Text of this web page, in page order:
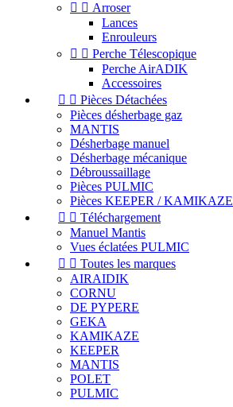
  Arroser
Lances
Enrouleurs
  Perche Télescopique
Perche AirADIK
Accessoires
  Pièces Détachées
Pièces désherbage gaz
MANTIS
Désherbage manuel
Désherbage mécanique
Débroussaillage
Pièces PULMIC
Pièces KEEPER / KAMIKAZE
  Téléchargement
Manuel Mantis
Vues éclatées PULMIC
  Toutes les marques
AIRAIDIK
CORNU
DE PYPERE
GEKA
KAMIKAZE
KEEPER
MANTIS
POLET
PULMIC